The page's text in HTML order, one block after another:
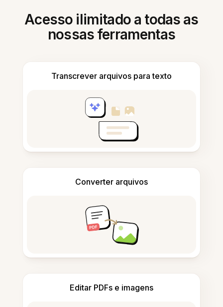
Acesso ilimitado a todas as
nossas ferramentas
Transcrever arquivos para texto
Converter arquivos
Editar PDFs e imagens